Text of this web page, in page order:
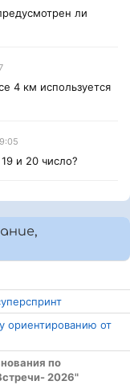
ли
4 км используется
и 20 число?
ориентированию от
по
2026"